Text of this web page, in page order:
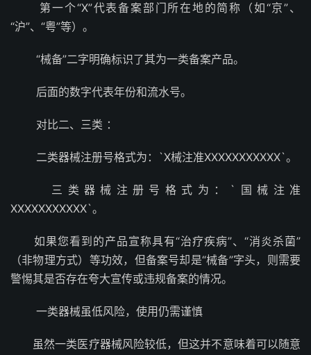
第一个“X”代表备案部门所在地的简称（如“京”、
“沪”、“粤”等）。
“械备”二字明确标识了其为一类备案产品。
后面的数字代表年份和流水号。
对比二、三类 ：
二类器械注册号格式为：`X械注准XXXXXXXXXXX`。
三类器械注册号格式为：`国械注准
XXXXXXXXXXX`。
如果您看到的产品宣称具有“治疗疾病”、“消炎杀菌”
（非物理方式）等功效，但备案号却是“械备”字头，则需要
警惕其是否存在夸大宣传或违规备案的情况。
一类器械虽低风险，使用仍需谨慎
虽然一类医疗器械风险较低，但这并不意味着可以随意